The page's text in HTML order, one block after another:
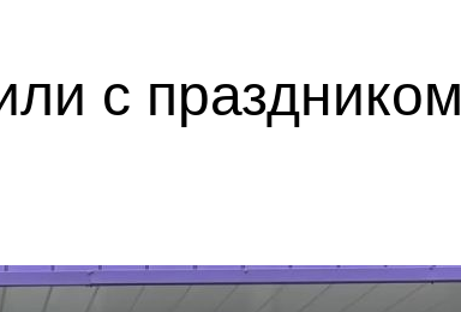
с праздником